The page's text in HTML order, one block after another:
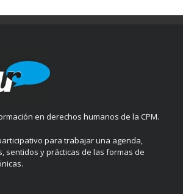
en derechos humanos de la CPM.
para trabajar una agenda,
sentidos y prácticas de las formas de